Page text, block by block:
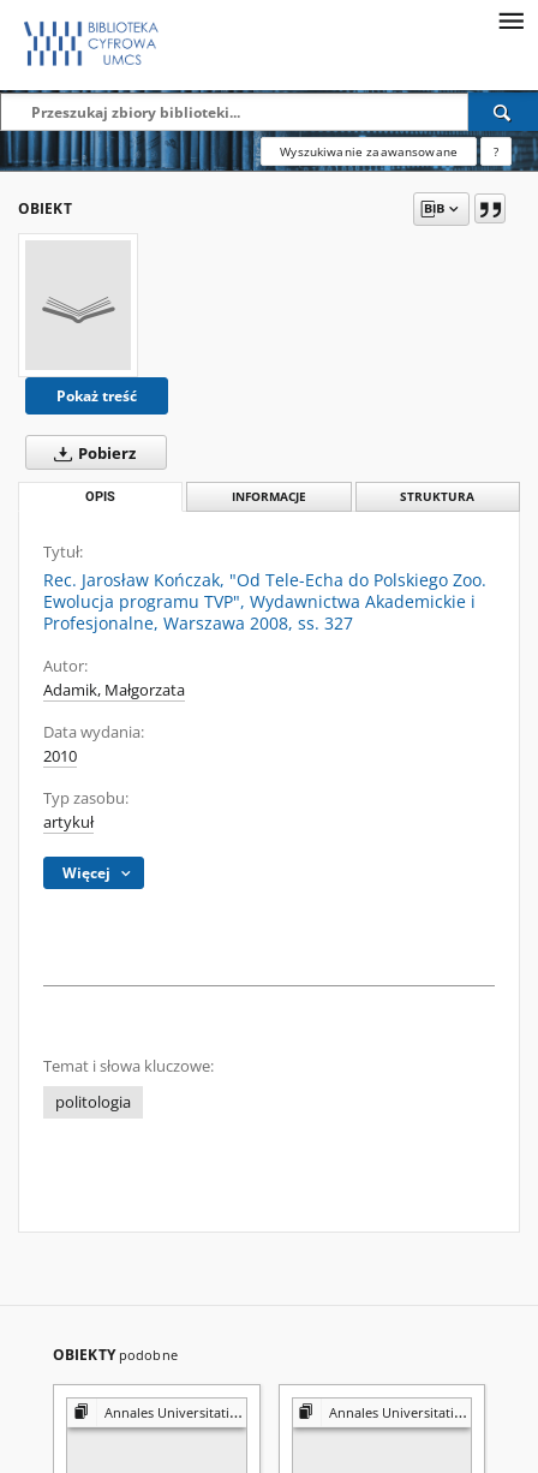
Wyszukiwanie zaawansowane ?
OBIEKT
Pokaż treść
Pobierz
OPIS INFORMACJE STRUKTURA
Tytuł:
Rec. Jarosław Kończak, "Od Tele-Echa do Polskiego Zoo.
Ewolucja programu TVP", Wydawnictwa Akademickie i
Profesjonalne, Warszawa 2008, ss. 327
Autor:
Adamik, Małgorzata
Data wydania:
2010
Typ zasobu:
artykuł
Więcej
Temat i słowa kluczowe:
politologia
OBIEKTY podobne
Annales Universitatis Mariae Curie-Skłodowska. Sectio K, Politologia Annales Universitatis Mariae Curie-Skłodowska. Sectio K, Politologia